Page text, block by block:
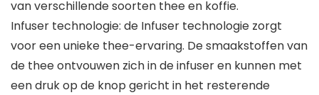
van verschillende soorten thee en koffie.
Infuser technologie: de Infuser technologie zorgt
voor een unieke thee-ervaring. De smaakstoffen van
de thee ontvouwen zich in de infuser en kunnen met
een druk op de knop gericht in het resterende